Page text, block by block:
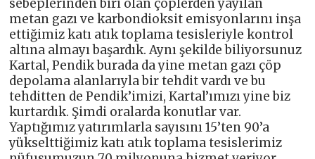
sebeplerinden biri olan çöplerden yayılan
metan gazı ve karbondioksit emisyonlarını inşa
ettiğimiz katı atık toplama tesisleriyle kontrol
altına almayı başardık. Aynı şekilde biliyorsunuz
Kartal, Pendik burada da yine metan gazı çöp
depolama alanlarıyla bir tehdit vardı ve bu
tehditten de Pendik’imizi, Kartal’ımızı yine biz
kurtardık. Şimdi oralarda konutlar var.
Yaptığımız yatırımlarla sayısını 15’ten 90’a
yükselttiğimiz katı atık toplama tesislerimiz